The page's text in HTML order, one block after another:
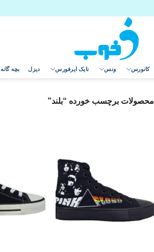
کانورس ونس نایک ایرفورس دیزل بچه گانه
محصولات برچسب خورده “بلند”